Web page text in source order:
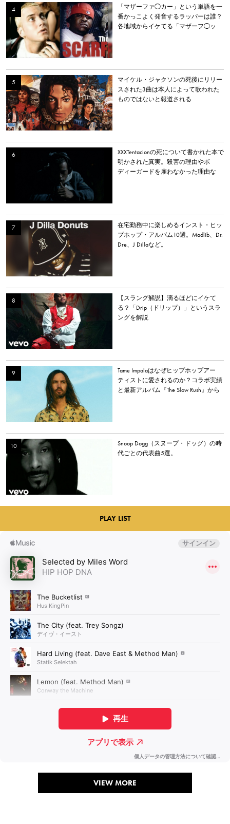
「マザーファ◯カー」という単語を一
番かっこよく発音するラッパーは誰？
各地域からイケてる「マザーフ◯ッ
マイケル・ジャクソンの死後にリリー
スされた3曲は本人によって歌われた
ものではないと報道される
XXXTentacionの死について書かれた本で
明かされた真実。殺害の理由やボ
ディーガードを雇わなかった理由な
在宅勤務中に楽しめるインスト・ヒッ
プホップ・アルバム10選。Madlib、Dr.
Dre、J Dillaなど。
【スラング解説】滴るほどにイケて
る？「Drip（ドリップ）」というスラ
ングを解説
Tame Impalaはなぜヒップホップアー
ティストに愛されるのか？コラボ実績
と最新アルバム『The Slow Rush』から
Snoop Dogg（スヌープ・ドッグ）の時
代ごとの代表曲5選。
PLAY LIST
VIEW MORE